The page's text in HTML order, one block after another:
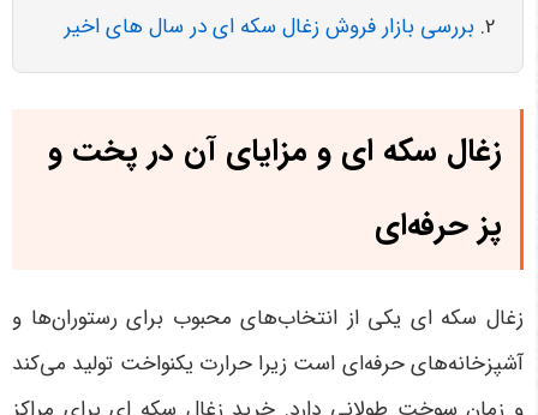
بررسی بازار فروش زغال سکه ای در سال های اخیر
زغال سکه ای و مزایای آن در پخت و
پز حرفه‌ای
زغال سکه ای یکی از انتخاب‌های محبوب برای رستوران‌ها و
آشپزخانه‌های حرفه‌ای است زیرا حرارت یکنواخت تولید می‌کند